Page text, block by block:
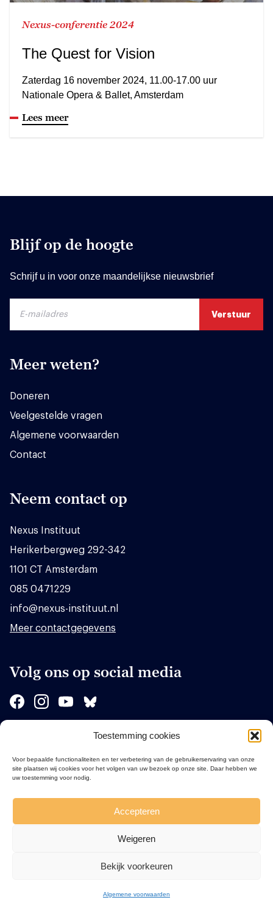
Toestemming cookies
Voor bepaalde functionaliteiten en ter verbetering van de gebruikerservaring van onze
site plaatsen wij cookies voor het volgen van uw bezoek op onze site. Daar hebben we
uw toestemming voor nodig.
Accepteren
Weigeren
Bekijk voorkeuren
Algemene voorwaarden
Nexus-conferentie 2024
The Quest for Vision
Zaterdag 16 november 2024, 11.00-17.00 uur
Nationale Opera & Ballet, Amsterdam
Lees meer
Blijf op de hoogte
Schrijf u in voor onze maandelijkse nieuwsbrief
Meer weten?
Doneren
Veelgestelde vragen
Algemene voorwaarden
Contact
Neem contact op
Nexus Instituut
Herikerbergweg 292-342
1101 CT Amsterdam
085 0471229
info@nexus-instituut.nl
Meer contactgegevens
Volg ons op social media